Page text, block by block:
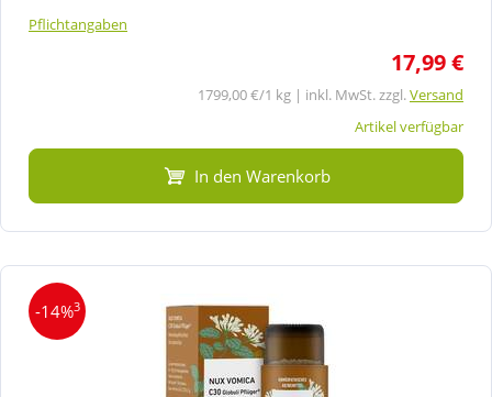
Pflichtangaben
17,99 €
1799,00 €/1 kg | inkl. MwSt. zzgl.Versand
Artikel verfügbar
In den Warenkorb
-14%3